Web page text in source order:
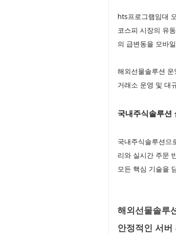
hts프로그램임대
코스피 시장의 유
의 급변동을 모바
해외선물솔루션
거래소 운영 및 대
국내주식솔루션
국내주식솔루션으
리와 실시간 주문
모든 핵심 기술을
해외선물솔루
안정적인 서